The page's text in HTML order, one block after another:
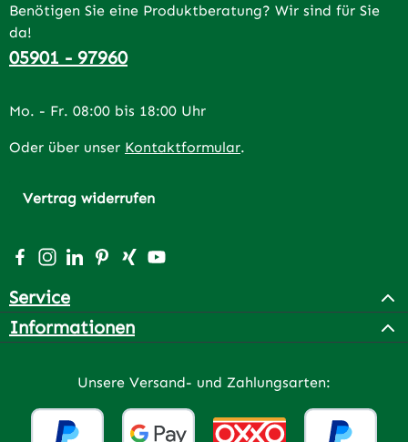
Benötigen Sie eine Produktberatung? Wir sind für Sie
da!
05901 - 97960
Mo. - Fr. 08:00 bis 18:00 Uhr
Oder über unser Kontaktformular.
Vertrag widerrufen
Besuche uns auf Facebook – öffnet in neuem Tab
Schau auf Instagram vorbei – öffnet in neuem Tab
Vernetze dich mit uns auf LinkedIn – öffnet in
Lass dich auf Pinterest inspirieren – öffnet
Vernetze dich mit uns auf Xing – öffnet
Sieh dir unsere Videos auf YouTube
Service
Informationen
Unsere Versand- und Zahlungsarten: